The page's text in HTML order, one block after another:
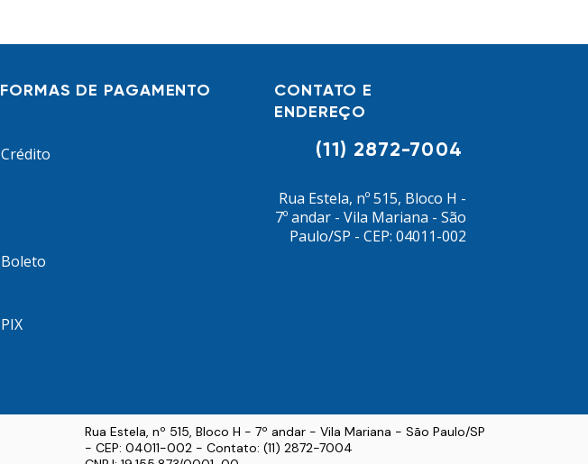
FORMAS DE PAGAMENTO
Crédito
CONTATO E
ENDEREÇO
(11) 2872-7004
Rua Estela, nº 515, Bloco H -
7º andar - Vila Mariana - São
Paulo/SP - CEP: 04011-002
Boleto
PIX
Rua Estela, nº 515, Bloco H - 7º andar - Vila Mariana - São Paulo/SP
- CEP: 04011-002 - Contato: (11) 2872-7004